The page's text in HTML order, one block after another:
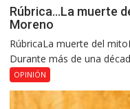
Rúbrica…La muerte
Moreno
RúbricaLa muerte del
Durante más de una
OPINIÓN